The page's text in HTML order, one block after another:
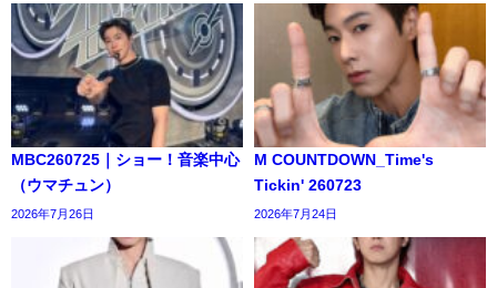
MBC260725｜ショー！音楽中心
（ウマチュン）
2026年7月26日
M COUNTDOWN_Time's
Tickin' 260723
2026年7月24日